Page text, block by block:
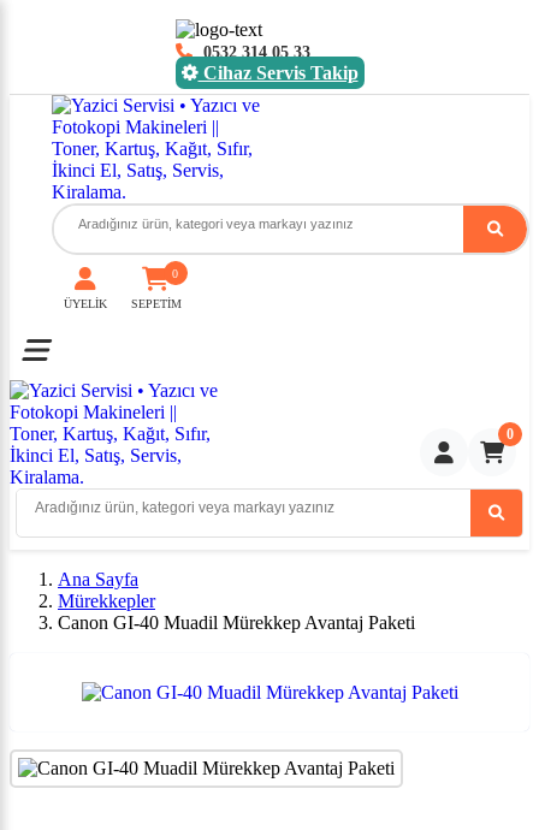
0532 314 05 33
Cihaz Servis Takip
ÜYELİK SEPETİM
0
Toggle mobile menu
0
Ana Sayfa
Mürekkepler
Canon GI-40 Muadil Mürekkep Avantaj Paketi